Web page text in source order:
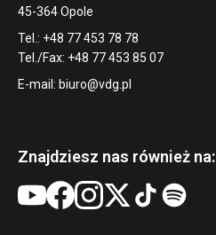
45-364 Opole
Tel.: +48 77 453 78 78
Tel./Fax: +48 77 453 85 07
E-mail: biuro@vdg.pl
Znajdziesz nas również na: